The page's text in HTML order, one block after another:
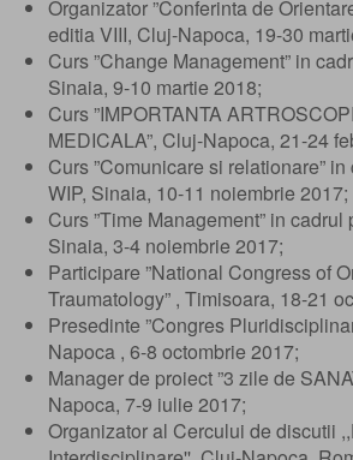
Organizator ”Conferinta de
editia VIII, Cluj-Napoca, 19-30
Curs ”Change Management” in
Sinaia, 9-10 martie 2018;
Curs ”IMPORTANTA
MEDICALA”, Cluj-Napoca, 21-24
Curs ”Comunicare si relationare”
WIP, Sinaia, 10-11 noiembrie 2017;
Curs ”Time Management” in cadrul
Sinaia, 3-4 noiembrie 2017;
Participare ”National Congress of
Traumatology” , Timisoara, 18-21
Presedinte ”Congres
Napoca , 6-8 octombrie 2017;
Manager de proiect ”3 zile de
Napoca, 7-9 iulie 2017;
Organizator al Cercului de discutii